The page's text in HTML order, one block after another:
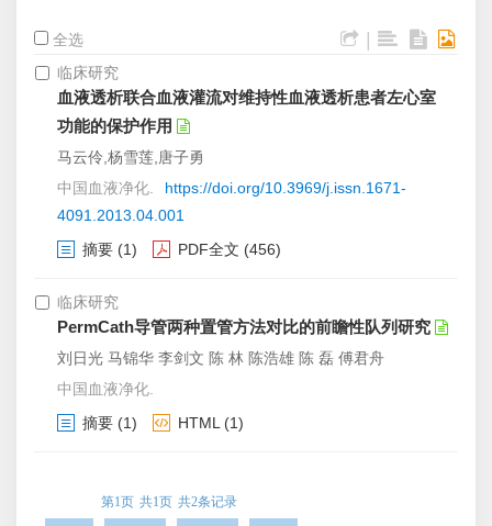
全选 |
临床研究
血液透析联合血液灌流对维持性血液透析患者左心室
功能的保护作用
马云伶,杨雪莲,唐子勇
中国血液净化.
https://doi.org/10.3969/j.issn.1671-
4091.2013.04.001
摘要 (1) PDF全文 (456)
临床研究
PermCath导管两种置管方法对比的前瞻性队列研究
刘日光 马锦华 李剑文 陈 林 陈浩雄 陈 磊 傅君舟
中国血液净化.
摘要 (1) HTML (1)
第1页 共1页 共2条记录